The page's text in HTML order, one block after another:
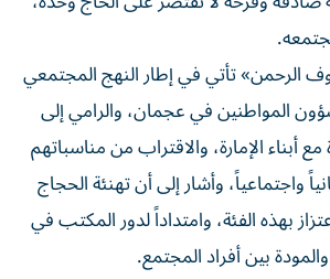
الرحمن» تأتي في إطار النهج المجتمعي
المواطنين في عجمان، والرامي إلى
أبناء الإمارة، والاقتراب من مناسباتهم
واجتماعياً، وأشار إلى أن تهنئة الحجاج
بهذه الفئة، وامتداداً لدور المكتب في
بين أفراد المجتمع.